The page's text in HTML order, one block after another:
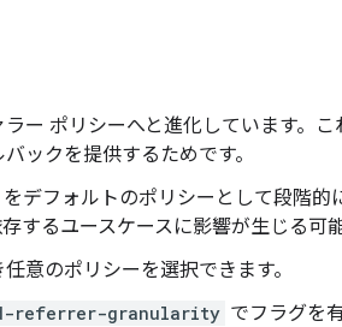
ー ポリシーへと進化しています。
ックを提供するためです。
をデフォルトのポリシーとして段階的
するユースケースに影響が生じる可
意のポリシーを選択できます。
referrer-granularity でフラグを